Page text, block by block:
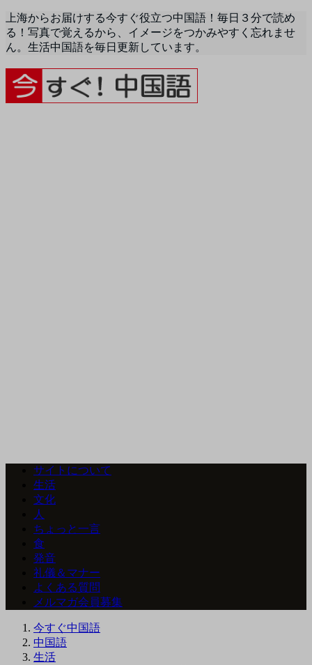
上海からお届けする今すぐ役立つ中国語！毎日３分で読め
る！写真で覚えるから、イメージをつかみやすく忘れませ
ん。生活中国語を毎日更新しています。
サイトについて
生活
文化
人
ちょっと一言
食
発音
礼儀＆マナー
よくある質問
メルマガ会員募集
今すぐ中国語
中国語
生活